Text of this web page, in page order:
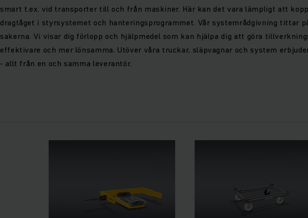
smart t.ex. vid transporter till och från maskiner. Här kan det vara lämpligt att
dragtåget i styrsystemet och hanteringsprogrammet. Vår systemrådgivning tittar
sakerna. Vi visar dig förlopp och hjälpmedel som kan hjälpa dig att göra
effektivare och mer lönsamma. Utöver våra truckar, släpvagnar och system
- allt från en och samma leverantör.